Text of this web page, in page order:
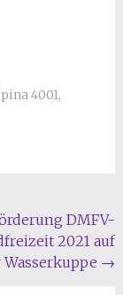
4001,
DMFV-
2021 auf
Wasserkuppe →